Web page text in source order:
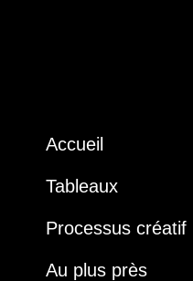
Accueil
Tableaux
Processus créatif
Au plus près